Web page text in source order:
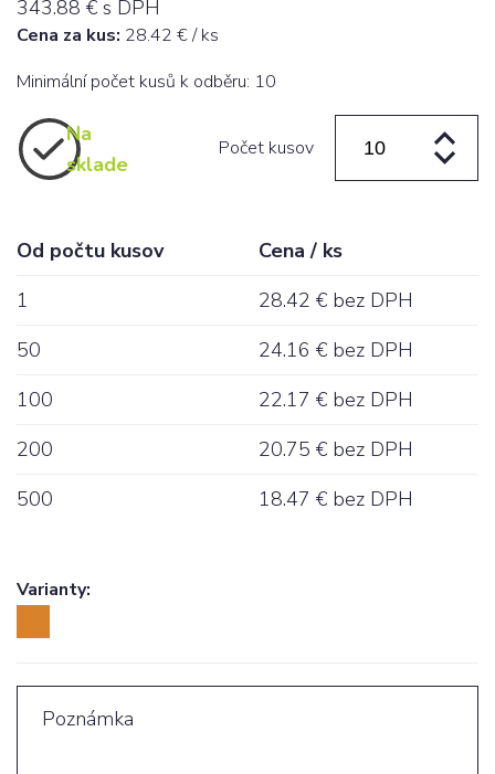
343.88 € s DPH
Cena za kus: 28.42 € / ks
Minimální počet kusů k odběru: 10
Na
sklade
Počet kusov
Od počtu kusov
Cena / ks
1
28.42 € bez DPH
50
24.16 € bez DPH
100
22.17 € bez DPH
200
20.75 € bez DPH
500
18.47 € bez DPH
Varianty: